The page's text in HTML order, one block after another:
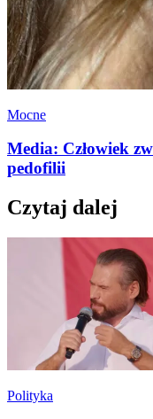
Mocne
Media: Człowiek
pedofilii
Czytaj dalej
Polityka